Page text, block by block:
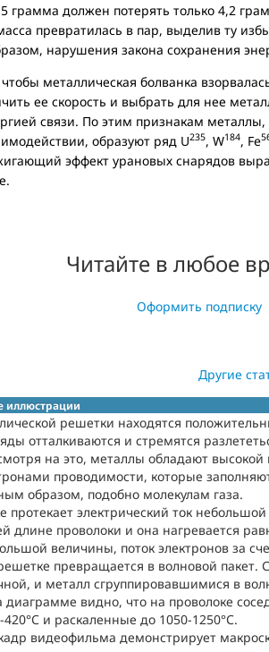
грамма должен потерять только 4,2
превратилась в пар, выделив ту
нарушения закона сохранения
металлическая болванка
ее скорость и выбрать для нее
связи. По этим признакам металлы,
образуют ряд U235, W184, Fe
эффект урановых снарядов
Читайте в любое
Оформить подписку
Другие
иллюстрации
решетки находятся
отталкиваются и стремятся
на это, металлы обладают
проводимости, которые
образом, подобно молекулам газа.
протекает электрический ток
длине проволоки и она нагревается
величины, поток электронов за
превращается в волновой пакет.
и металл сгруппировавшимися в
видно, что на проволоке
и раскаленные до 1050-1250°С.
видеофильма демонстрирует